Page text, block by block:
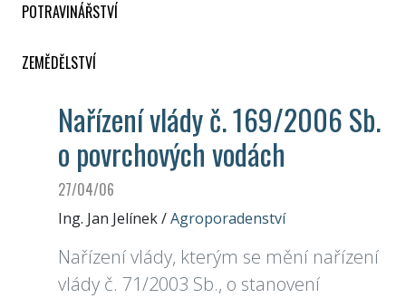
POTRAVINÁŘSTVÍ
ZEMĚDĚLSTVÍ
Nařízení vlády č. 169/2006 Sb.
o povrchových vodách
27/04/06
Ing. Jan Jelínek/Agroporadenství
Nařízení vlády, kterým se mění nařízení
vlády č. 71/2003 Sb., o stanovení